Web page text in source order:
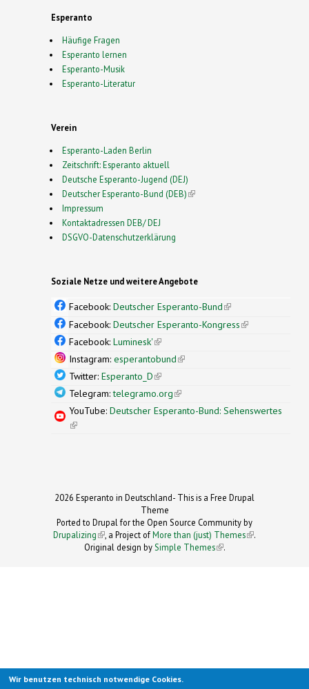
Esperanto
Häufige Fragen
Esperanto lernen
Esperanto-Musik
Esperanto-Literatur
Verein
Esperanto-Laden Berlin
Zeitschrift: Esperanto aktuell
Deutsche Esperanto-Jugend (DEJ)
Deutscher Esperanto-Bund (DEB)(link is external)
Impressum
Kontaktadressen DEB/ DEJ
DSGVO-Datenschutzerklärung
Soziale Netze und weitere Angebote
Facebook: Deutscher Esperanto-Bund(link is
external)
Facebook: Deutscher Esperanto-Kongress(link is
Facebook: Luminesk'(link is external)
Instagram: esperantobund(link is external)
Twitter: Esperanto_D(link is external)
Telegram:telegramo.org(link is external)
YouTube: Deutscher Esperanto-Bund: Sehenswertes
(link is external)
2026 Esperanto in Deutschland- This is a Free Drupal
Theme
Ported to Drupal for the Open Source Community by
Drupalizing(link is external)
, a Project ofMore than (just) Themes (link is
.
Original design by Simple Themes
(link is
.
Wir benutzen technisch notwendige Cookies.